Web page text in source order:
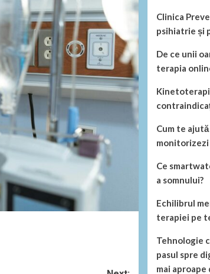
Clinica
psihiatrie și
De ce unii
terapia
Cum te
monitorizezi
Ce
a somnului?
Echilibrul
terapiei pe
Tehnologie
pasul spre
mai